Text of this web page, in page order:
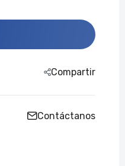
Compartir
Contáctanos